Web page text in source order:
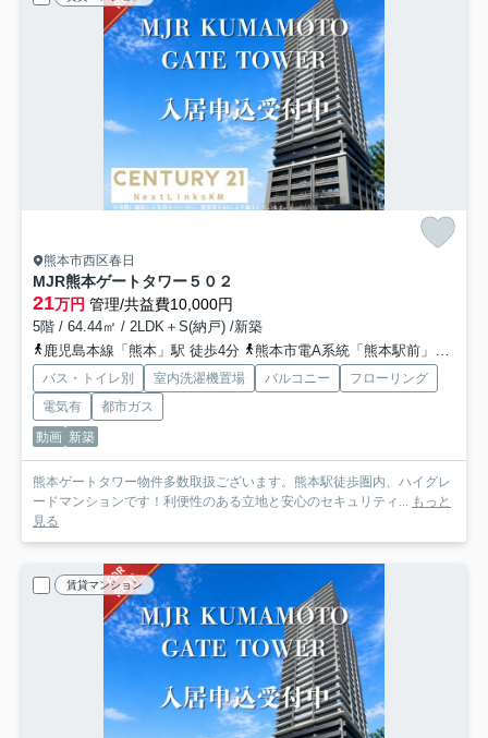
熊本市西区春日
MJR熊本ゲートタワー５０２
21万円 管理/共益費10,000円
5階 / 64.44㎡ / 2LDK＋S(納戸) /新築
鹿児島本線「熊本」駅 徒歩4分
熊本市電A系統「熊本駅前」駅 徒歩5分
バス・トイレ別 室内洗濯機置場 バルコニー
フローリング
電気有
都市ガス
動画 新築
熊本ゲートタワー物件多数取扱ございます。熊本駅徒歩圏内、ハイグレ
ードマンションです！利便性のある立地と安心のセキュリティ...
もっと
見る
賃貸マンション